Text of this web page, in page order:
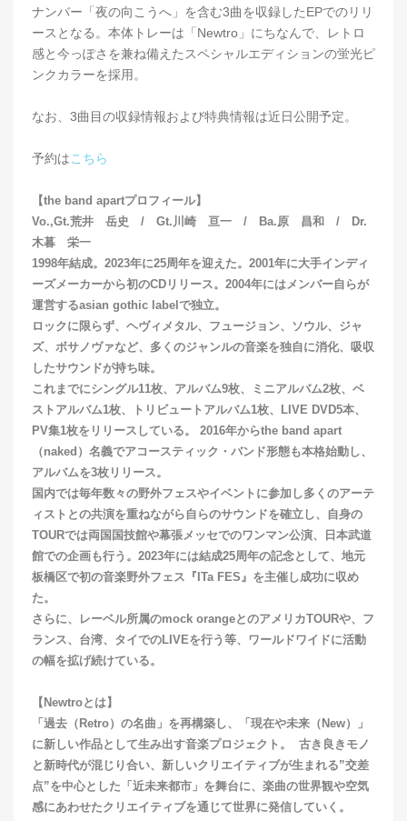
ナンバー「夜の向こうへ」を含む3曲を収録したEPでのリリ
ースとなる。本体トレーは「Newtro」にちなんで、レトロ
感と今っぽさを兼ね備えたスペシャルエディションの蛍光ピ
ンクカラーを採用。
なお、3曲目の収録情報および特典情報は近日公開予定。
予約はこちら
【the band apartプロフィール】
Vo.,Gt.荒井 岳史 / Gt.川崎 亘一 / Ba.原 昌和 / Dr.
木暮 栄一
1998年結成。2023年に25周年を迎えた。2001年に大手インディ
ーズメーカーから初のCDリリース。2004年にはメンバー自らが
運営するasian gothic labelで独立。
ロックに限らず、ヘヴィメタル、フュージョン、ソウル、ジャ
ズ、ボサノヴァなど、多くのジャンルの音楽を独自に消化、吸収
したサウンドが持ち味。
これまでにシングル11枚、アルバム9枚、ミニアルバム2枚、ベ
ストアルバム1枚、トリビュートアルバム1枚、LIVE DVD5本、
PV集1枚をリリースしている。 2016年からthe band apart
（naked）名義でアコースティック・バンド形態も本格始動し、
アルバムを3枚リリース。
国内では毎年数々の野外フェスやイベントに参加し多くのアーテ
ィストとの共演を重ねながら自らのサウンドを確立し、自身の
TOURでは両国国技館や幕張メッセでのワンマン公演、日本武道
館での企画も行う。2023年には結成25周年の記念として、地元
板橋区で初の音楽野外フェス『ITa FES』を主催し成功に収め
た。
さらに、レーベル所属のmock orangeとのアメリカTOURや、フ
ランス、台湾、タイでのLIVEを行う等、ワールドワイドに活動
の幅を拡げ続けている。
【Newtroとは】
「過去（Retro）の名曲」を再構築し、「現在や未来（New）」
に新しい作品として生み出す音楽プロジェクト。 古き良きモノ
と新時代が混じり合い、新しいクリエイティブが生まれる”交差
点”を中心とした「近未来都市」を舞台に、楽曲の世界観や空気
感にあわせたクリエイティブを通じて世界に発信していく。